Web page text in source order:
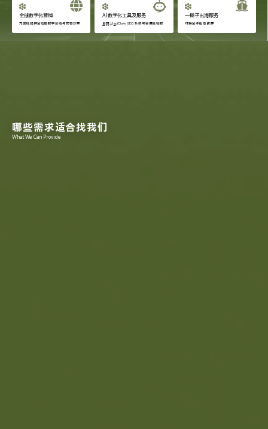
全球数字化营销
为品牌提供全链路数字营销与获客方案
AI数字化工具及服务
自研 HapiClaw GEO 系统与会展营销数
字化工具
一揽子出海服务
对接全球出海资源
哪些需求适合找我们
What We Can Provide